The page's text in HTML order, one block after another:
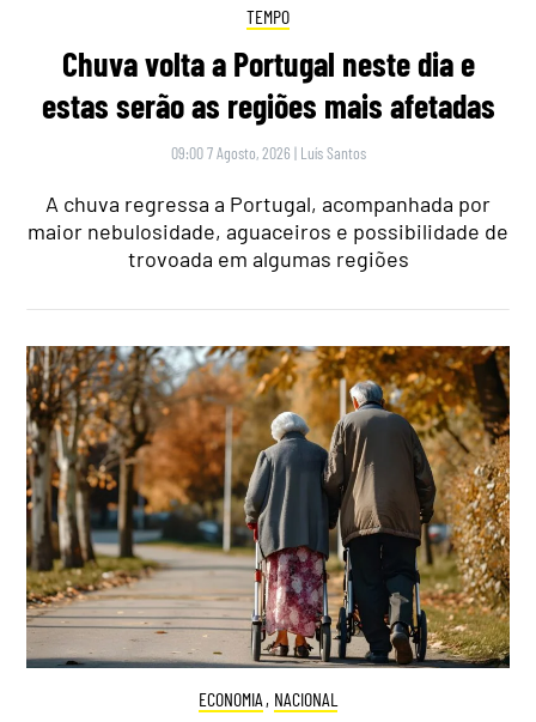
TEMPO
Chuva volta a Portugal neste dia e
estas serão as regiões mais afetadas
09:00 7 Agosto, 2026 | Luís Santos
A chuva regressa a Portugal, acompanhada por
maior nebulosidade, aguaceiros e possibilidade de
trovoada em algumas regiões
ECONOMIA , NACIONAL